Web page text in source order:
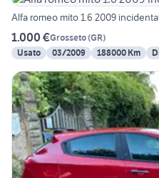
Alfa romeo mito 1.6 2009
1.000 €Grosseto(GR)
Usato
03/2009 188000 Km